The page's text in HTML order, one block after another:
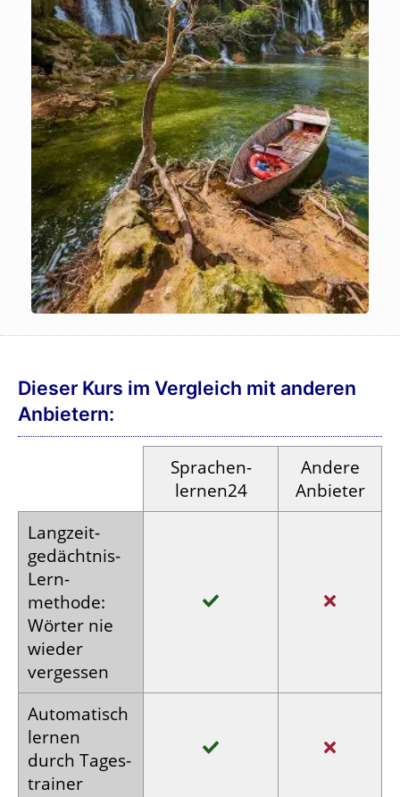
Dieser Kurs im Vergleich mit anderen
Anbietern:
Sprachen­
lernen24
Andere
Anbieter
Langzeit­
gedächtnis-
Lern­
methode:
Wörter nie
wieder
vergessen
Auto­matisch
lernen
durch Tages­
trainer